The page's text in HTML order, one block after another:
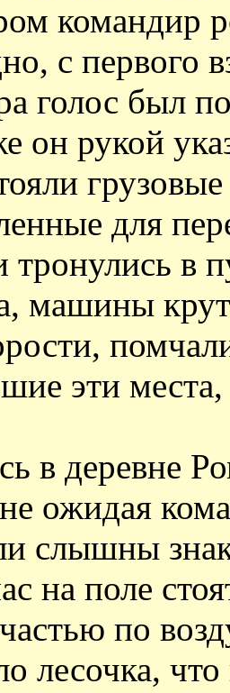
командир
с первого
голос был
он рукой
для
тронулись в
машины
эти
в деревне
ожидая
слышны
на поле
частью по
лесочка,